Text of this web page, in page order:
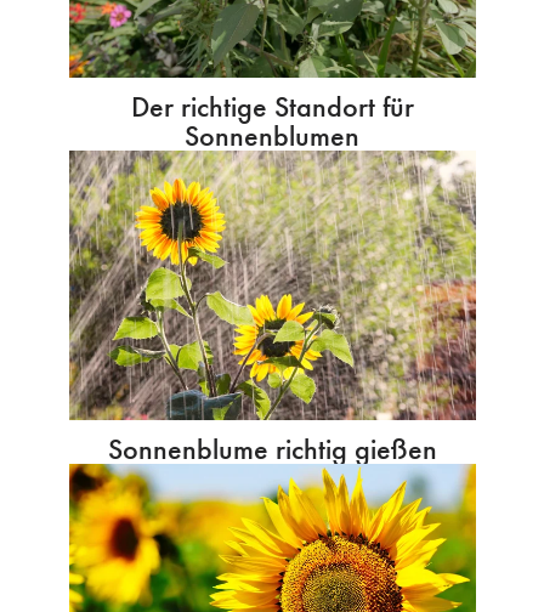
Der richtige Standort für
Sonnenblumen
Sonnenblume richtig gießen